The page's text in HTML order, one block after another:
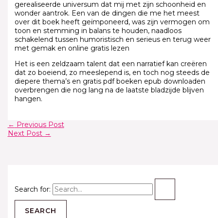
Search for:
gerealiseerde universum dat mij met zijn schoonheid en
wonder aantrok. Een van de dingen die me het meest
over dit boek heeft geïmponeerd, was zijn vermogen om
toon en stemming in balans te houden, naadloos
schakelend tussen humoristisch en serieus en terug weer
met gemak en online gratis lezen
Het is een zeldzaam talent dat een narratief kan creëren
dat zo boeiend, zo meeslepend is, en toch nog steeds de
diepere thema’s en gratis pdf boeken epub downloaden
overbrengen die nog lang na de laatste bladzijde blijven
hangen.
← Previous Post
Next Post →